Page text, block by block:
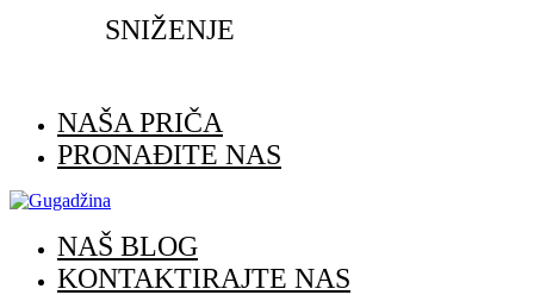
SNIŽENJE
NAŠA PRIČA
PRONAĐITE NAS
NAŠ BLOG
KONTAKTIRAJTE NAS